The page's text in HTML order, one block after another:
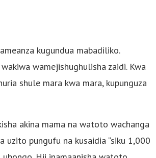
kugundua mabadiliko.
wamejishughulisha zaidi. Kwa
shule mara kwa mara, kupunguza
akina mama na watoto wachanga
uzito pungufu na kusaidia “siku 1,000